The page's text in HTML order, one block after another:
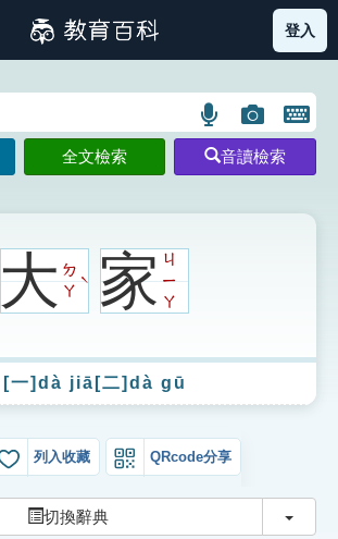
筆畫索引圖示 部首索引表圖示
登入
語
言
搜
圖
片
搜
開
鍵
圖
全文檢索 音讀檢索
大ㄉ
ㄚ
ˋ 家ㄐ
ㄧ
ㄚ
[一]dà jiā[二]dà gū
列入收藏 QRcode分享
切換辭典 切換